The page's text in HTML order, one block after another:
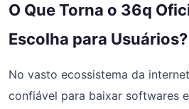
O Que Torna o 36q
Escolha para Usuários?
No vasto ecossistema da
confiável para baixar softwares